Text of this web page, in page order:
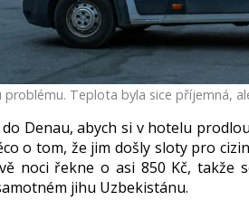
problému. Teplota byla sice příjemná,
Denau, abych si v hotelu
o tom, že jim došly sloty pro
noci řekne o asi 850 Kč,
jihu Uzbekistánu.